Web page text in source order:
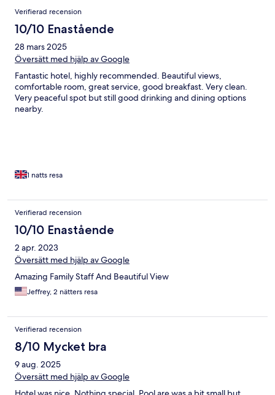
Verifierad recension
10/10 Enastående
28 mars 2025
Översätt med hjälp av Google
Fantastic hotel, highly recommended. Beautiful views,
comfortable room, great service, good breakfast. Very clean.
Very peaceful spot but still good drinking and dining options
nearby.
1 natts resa
Verifierad recension
10/10 Enastående
2 apr. 2023
Översätt med hjälp av Google
Amazing Family Staff And Beautiful View
Jeffrey, 2 nätters resa
Verifierad recension
8/10 Mycket bra
9 aug. 2025
Översätt med hjälp av Google